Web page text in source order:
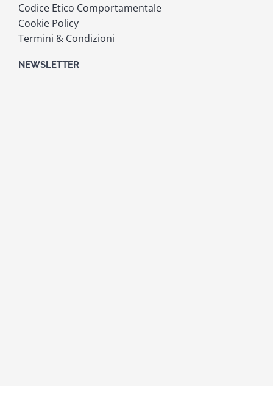
Codice Etico Comportamentale
Cookie Policy
Termini & Condizioni
NEWSLETTER